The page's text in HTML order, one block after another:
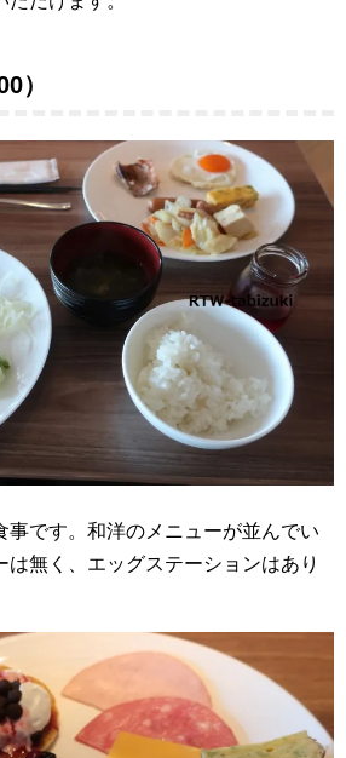
）
事です。和洋のメニューが並んでい
は無く、エッグステーションはあり